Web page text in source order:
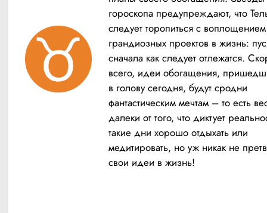
гороскопа предупреждают, что
следует торопиться с воплощением
грандиозных проектов в жизнь:
сначала как следует отлежатся.
всего, идеи обогащения,
в голову сегодня, будут сродни
фантастическим мечтам – то есть
далеки от того, что диктует
такие дни хорошо отдыхать или
медитировать, но уж никак не
свои идеи в жизнь!